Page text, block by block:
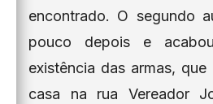
encontrado. O segundo
pouco depois e
existência das armas,
casa na rua Vereador